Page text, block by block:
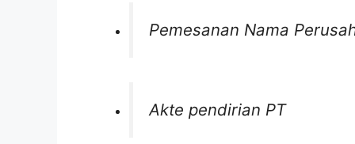
Pemesanan Nama
Akte pendirian PT